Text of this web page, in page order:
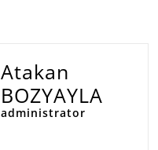
Atakan
BOZYAYLA
administrator